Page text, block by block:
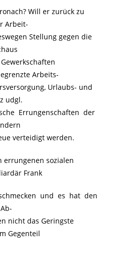
Will er zurück zu
Arbeit-
Stellung gegen die
Arbeits-
Urlaubs- und
udgl.
Errungenschaften der
verteidigt werden.
errungenen sozialen
Frank
und es hat den
nicht das Geringste
Gegenteil